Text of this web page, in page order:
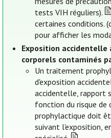
tests VIH réguliers).
certaines conditions.
pour afficher les
Exposition accidentelle
corporels contaminés
Un traitement
d'exposition
accidentelle, rapport
fonction du risque
prophylactique doit
suivant l'exposition,